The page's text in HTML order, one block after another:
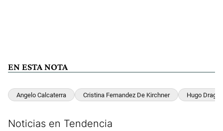
EN ESTA NOTA
Angelo Calcaterra Cristina Fernandez De Kirchner Hugo
Noticias en Tendencia